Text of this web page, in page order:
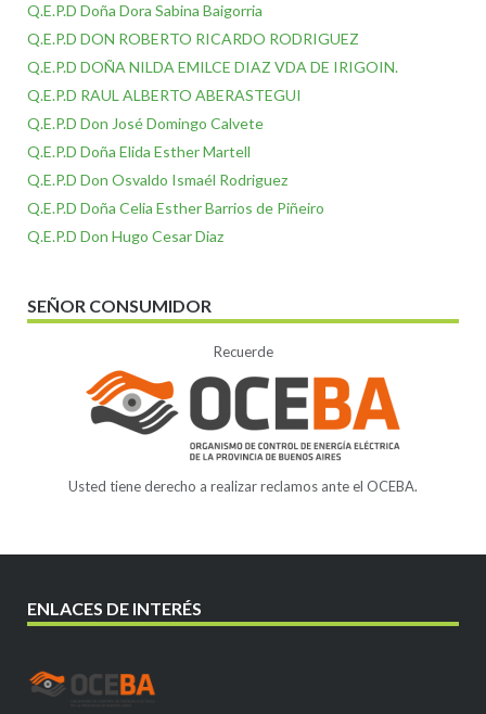
Q.E.P.D Doña Dora Sabina Baigorria
Q.E.P.D DON ROBERTO RICARDO RODRIGUEZ
Q.E.P.D DOÑA NILDA EMILCE DIAZ VDA DE IRIGOIN.
Q.E.P.D RAUL ALBERTO ABERASTEGUI
Q.E.P.D Don José Domingo Calvete
Q.E.P.D Doña Elida Esther Martell
Q.E.P.D Don Osvaldo Ismaél Rodriguez
Q.E.P.D Doña Celia Esther Barrios de Piñeiro
Q.E.P.D Don Hugo Cesar Diaz
SEÑOR CONSUMIDOR
Recuerde
Usted tiene derecho a realizar reclamos ante el OCEBA.
ENLACES DE INTERÉS